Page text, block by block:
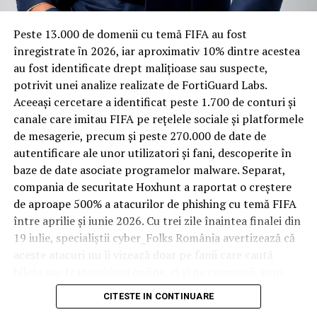
Spre diferență de o locuință obișnuită, o cameră de hotel
trece printr-un ciclu de utilizare intensă: oaspeți diferiți,
bagaje trase pe roți, curățenie zilnică, uneori mai multe
rezervări consecutive în aceeași săptămână. Această
frecvență ridicată de utilizare pune presiune reală pe
orice suprafață, iar pardoseala este printre primele
elemente afectate vizibil, mai ales în zona din jurul
patului și a ușii de acces.
În etapa de renovare sau construcție, administratorii
care iau în calcul mocheta trafic intenspentru zonele
cu rotație mare reduc riscul de uzură prematură și de
decolorare vizibilă în punctele de trecere frecventă. Este
o decizie care ține mai puțin de stil și mai mult de
după primele sezoane de utilizare intensă.
Peste 13.000 de domenii cu temă FIFA au fost
înregistrate ȋn 2026, iar aproximativ 10% dintre acestea
au fost identificate drept malițioase sau suspecte,
potrivit unei analize realizate de FortiGuard Labs.
Aceeași cercetare a identificat peste 1.700 de conturi și
canale care imitau FIFA pe rețelele sociale și platformele
de mesagerie, precum și peste 270.000 de date de
autentificare ale unor utilizatori și fani, descoperite în
baze de date asociate programelor malware. Separat,
compania de securitate Hoxhunt a raportat o creștere
de aproape 500% a atacurilor de phishing cu temă FIFA
între aprilie și iunie 2026. Cu trei zile înaintea finalei din
19 iulie, specialiștii cyber_Folks România avertizează că
conturile, dispozitivele și infrastructura digitală
utilizate de angajați.
CITESTE IN CONTINUARE